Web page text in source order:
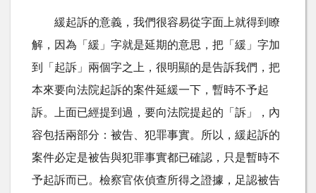
緩起訴的意義，我們很容易從字面上就得到瞭
解，因為「緩」字就是延期的意思，把「緩」字加
到「起訴」兩個字之上，很明顯的是告訴我們，把
本來要向法院起訴的案件延緩一下，暫時不予起
訴。上面已經提到過，要向法院提起的「訴」，內
容包括兩部分：被告、犯罪事實。所以，緩起訴的
案件必定是被告與犯罪事實都已確認，只是暫時不
予起訴而已。檢察官依偵查所得之證據，足認被告